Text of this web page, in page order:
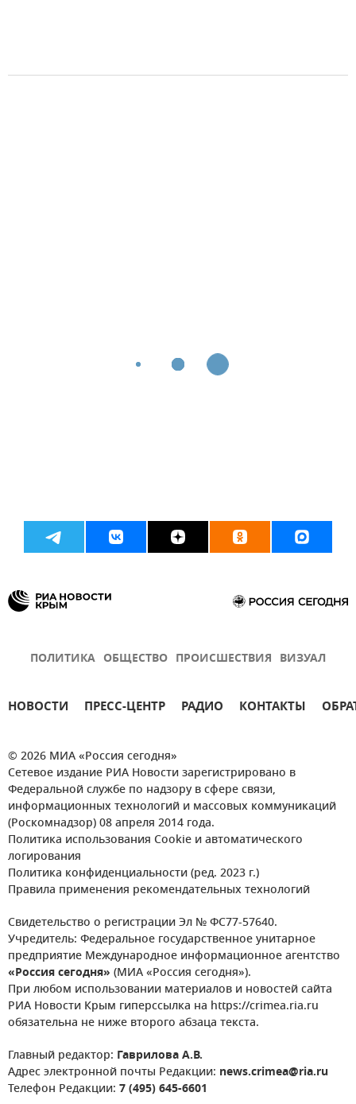
ПОЛИТИКА ОБЩЕСТВО ПРОИСШЕСТВИЯ ВИЗУАЛ
НОВОСТИ ПРЕСС-ЦЕНТР РАДИО КОНТАКТЫ
© 2026 МИА «Россия сегодня»
Сетевое издание РИА Новости зарегистрировано в
Федеральной службе по надзору в сфере связи,
информационных технологий и массовых коммуникаций
(Роскомнадзор) 08 апреля 2014 года.
Политика использования Cookie и автоматического
логирования
Политика конфиденциальности (ред. 2023 г.)
Правила применения рекомендательных технологий
Свидетельство о регистрации Эл № ФС77-57640.
Учредитель: Федеральное государственное унитарное
предприятие Международное информационное агентство
«Россия сегодня» (МИА «Россия сегодня»).
При любом использовании материалов и новостей сайта
РИА Новости Крым гиперссылка на https://crimea.ria.ru
обязательна не ниже второго абзаца текста.
Главный редактор: Гаврилова А.В.
Адрес электронной почты Редакции: news.crimea@ria.ru
Телефон Редакции: 7 (495) 645-6601